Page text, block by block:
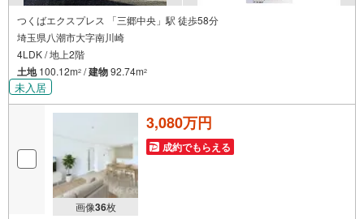
つくばエクスプレス 「三郷中央」駅 徒歩58分
埼玉県八潮市大字南川崎
4LDK / 地上2階
土地100.12m2 /建物92.74m2
未入居
画像36枚
3,080万円
成約でもらえる